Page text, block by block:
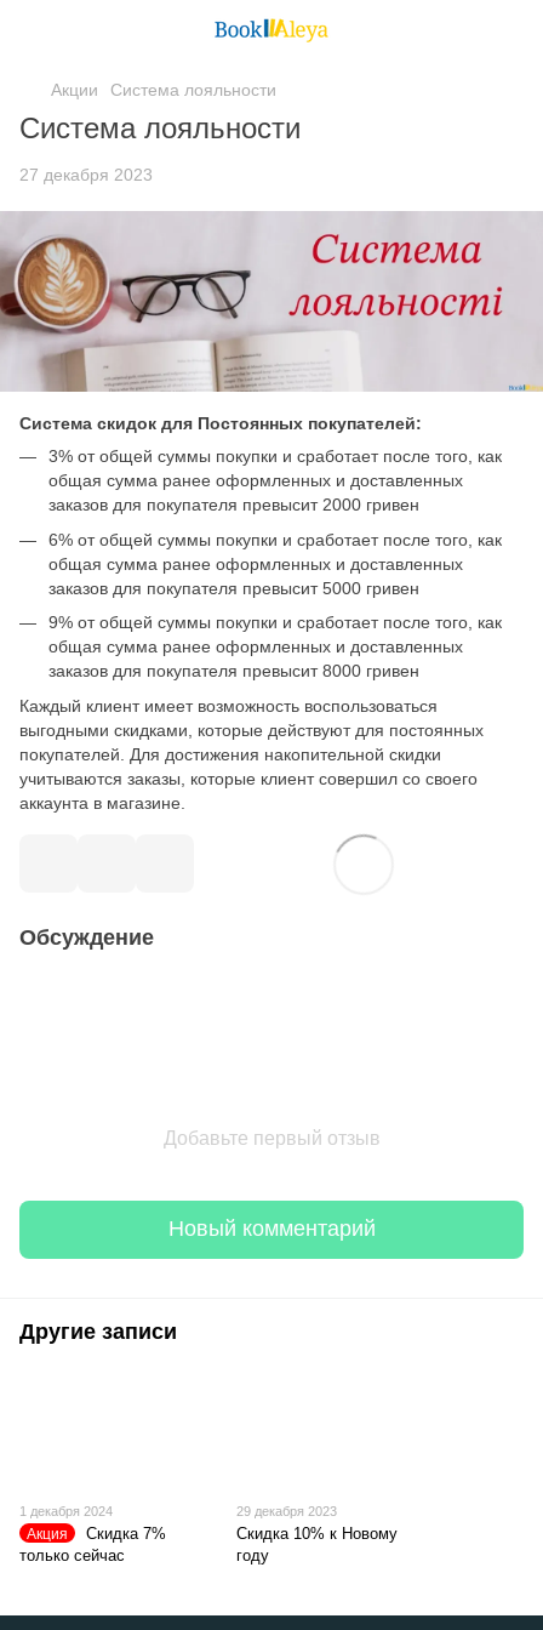
Акции Система лояльности
Система лояльности
27 декабря 2023
Система скидок для Постоянных покупателей:
3% от общей суммы покупки и сработает после того, как
общая сумма ранее оформленных и доставленных
заказов для покупателя превысит 2000 гривен
6% от общей суммы покупки и сработает после того, как
общая сумма ранее оформленных и доставленных
заказов для покупателя превысит 5000 гривен
9% от общей суммы покупки и сработает после того, как
общая сумма ранее оформленных и доставленных
заказов для покупателя превысит 8000 гривен
Каждый клиент имеет возможность воспользоваться
выгодными скидками, которые действуют для постоянных
покупателей. Для достижения накопительной скидки
учитываются заказы, которые клиент совершил со своего
аккаунта в магазине.
Обсуждение
Добавьте первый отзыв
Новый комментарий
Другие записи
1 декабря 2024
Акция
Скидка 7%
только сейчас
29 декабря 2023
Скидка 10% к Новому
году